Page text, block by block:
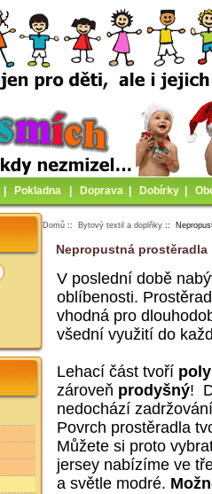
Pokladna Doprava Dobírky
Domů :: Bytový textil a doplňky ::
Nepropustná prostěradla
V poslední době
oblíbenosti.
vhodná pro
všední využití do
Lehací část tvoří
zároveň prodyšný!
nedochází
Povrch prostěradla
Můžete si proto
jersey nabízíme ve
a světle modré.